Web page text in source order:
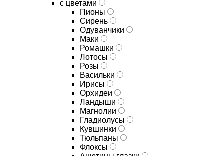
с цветами
Пионы
Сирень
Одуванчики
Маки
Ромашки
Лотосы
Розы
Васильки
Ирисы
Орхидеи
Ландыши
Магнолии
Гладиолусы
Кувшинки
Тюльпаны
Флоксы